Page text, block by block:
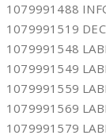
1079991488
1079991519
1079991548
1079991549
1079991559
1079991569
1079991579